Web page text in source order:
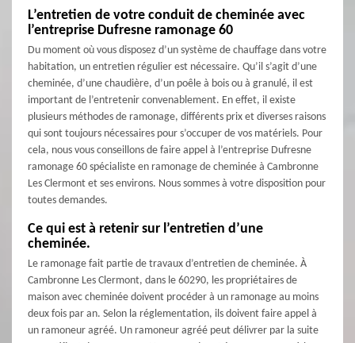
L’entretien de votre conduit de cheminée avec
l’entreprise Dufresne ramonage 60
Du moment où vous disposez d’un système de chauffage dans votre
habitation, un entretien régulier est nécessaire. Qu’il s’agit d’une
cheminée, d’une chaudière, d’un poêle à bois ou à granulé, il est
important de l’entretenir convenablement. En effet, il existe
plusieurs méthodes de ramonage, différents prix et diverses raisons
qui sont toujours nécessaires pour s’occuper de vos matériels. Pour
cela, nous vous conseillons de faire appel à l’entreprise Dufresne
ramonage 60 spécialiste en ramonage de cheminée à Cambronne
Les Clermont et ses environs. Nous sommes à votre disposition pour
toutes demandes.
Ce qui est à retenir sur l’entretien d’une
cheminée.
Le ramonage fait partie de travaux d’entretien de cheminée. À
Cambronne Les Clermont, dans le 60290, les propriétaires de
maison avec cheminée doivent procéder à un ramonage au moins
deux fois par an. Selon la réglementation, ils doivent faire appel à
un ramoneur agréé. Un ramoneur agréé peut délivrer par la suite